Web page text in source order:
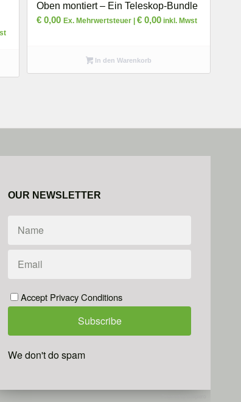
Oben montiert – Ein Teleskop-Bundle
€ 0,00 Ex. Mehrwertsteuer |€ 0,00 inkl. Mwst
In den Warenkorb
OUR NEWSLETTER
Accept Privacy Conditions
We don't do spam